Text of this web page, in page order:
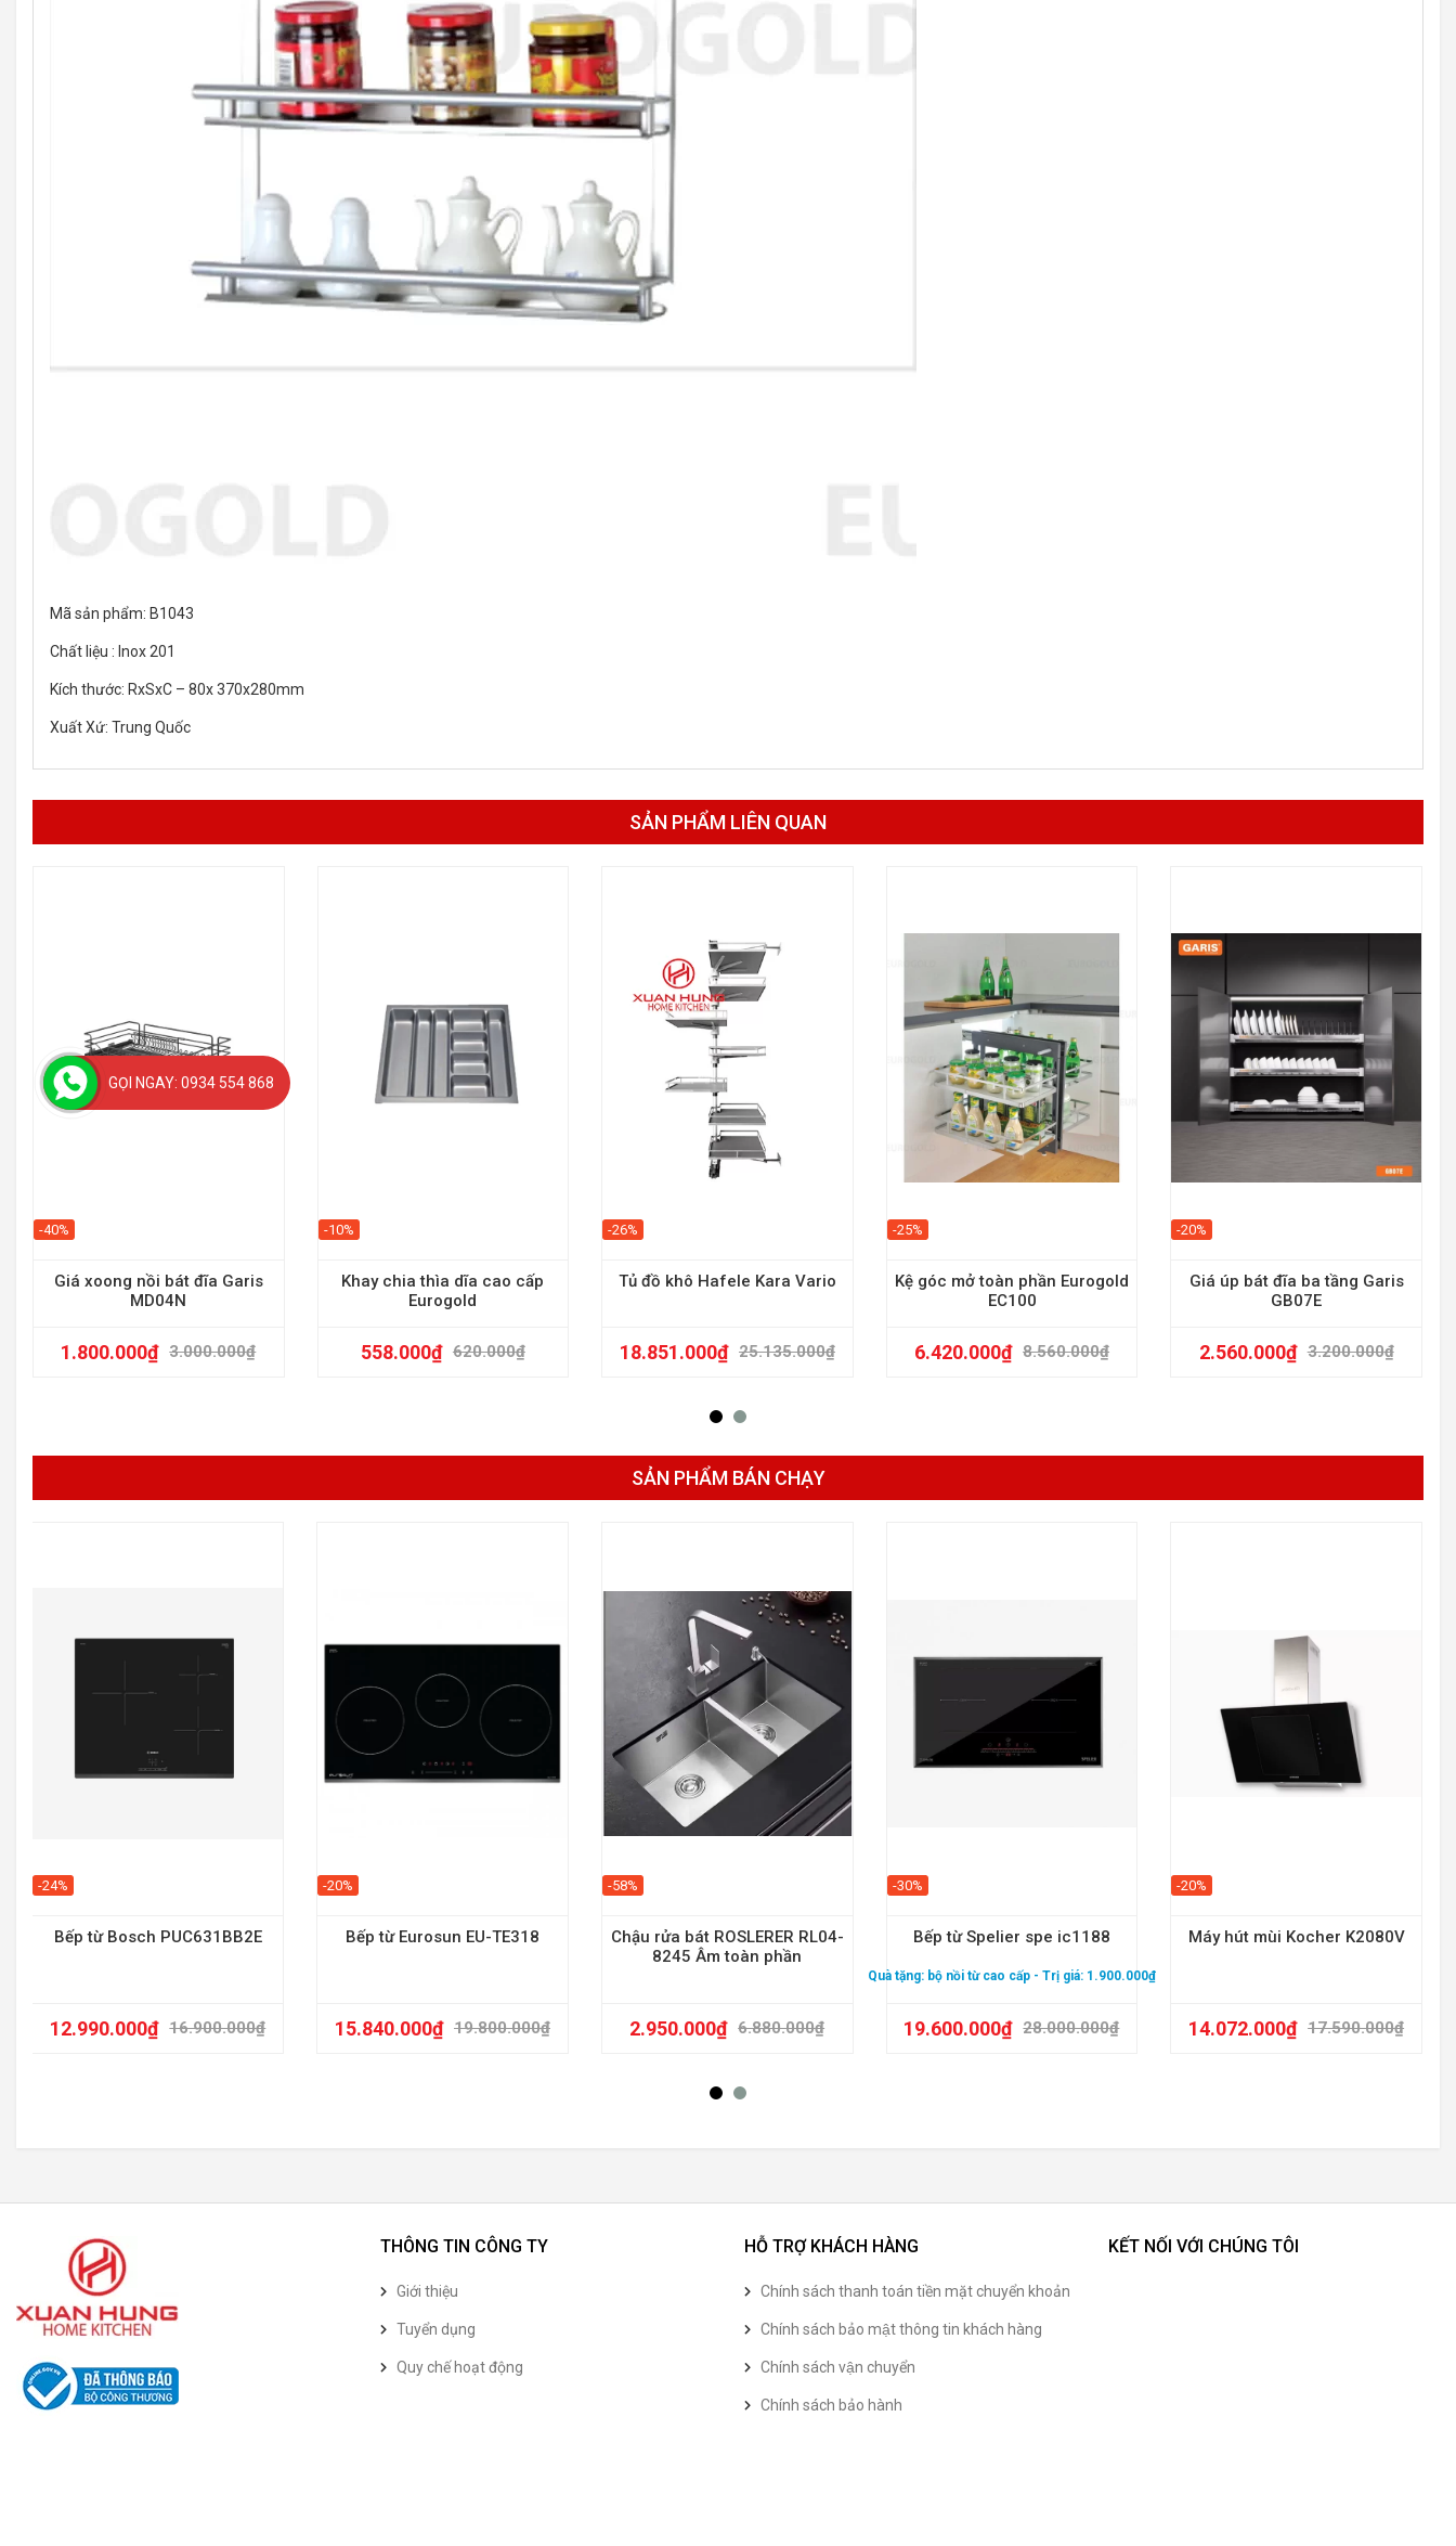
Mã sản phẩm: B1043
Chất liệu : Inox 201
Kích thước: RxSxC – 80x 370x280mm
Xuất Xứ: Trung Quốc
SẢN PHẨM LIÊN QUAN
-40%
Giá xoong nồi bát đĩa Garis
MD04N
3.000.000₫
1.800.000₫
-10%
Khay chia thìa dĩa cao cấp
Eurogold
620.000₫
558.000₫
-26%
Tủ đồ khô Hafele Kara Vario
25.135.000₫
18.851.000₫
-25%
Kệ góc mở toàn phần Eurogold
EC100
8.560.000₫
6.420.000₫
-20%
Giá úp bát đĩa ba tầng Garis
GB07E
3.200.000₫
2.560.000₫
SẢN PHẨM BÁN CHẠY
-24%
Bếp từ Bosch PUC631BB2E
16.900.000₫
12.990.000₫
-20%
Bếp từ Eurosun EU-TE318
19.800.000₫
15.840.000₫
-58%
Chậu rửa bát ROSLERER RL04-
8245 Âm toàn phần
6.880.000₫
2.950.000₫
-30%
Bếp từ Spelier spe ic1188
Quà tặng: bộ nồi từ cao cấp - Trị giá: 1.900.000₫
28.000.000₫
19.600.000₫
-20%
Máy hút mùi Kocher K2080V
17.590.000₫
14.072.000₫
THÔNG TIN CÔNG TY
Giới thiệu
Tuyển dụng
Quy chế hoạt động
HỖ TRỢ KHÁCH HÀNG
Chính sách thanh toán tiền mặt chuyển khoản
Chính sách bảo mật thông tin khách hàng
Chính sách vận chuyển
Chính sách bảo hành
KẾT NỐI VỚI CHÚNG TÔI
GỌI NGAY: 0934 554 868